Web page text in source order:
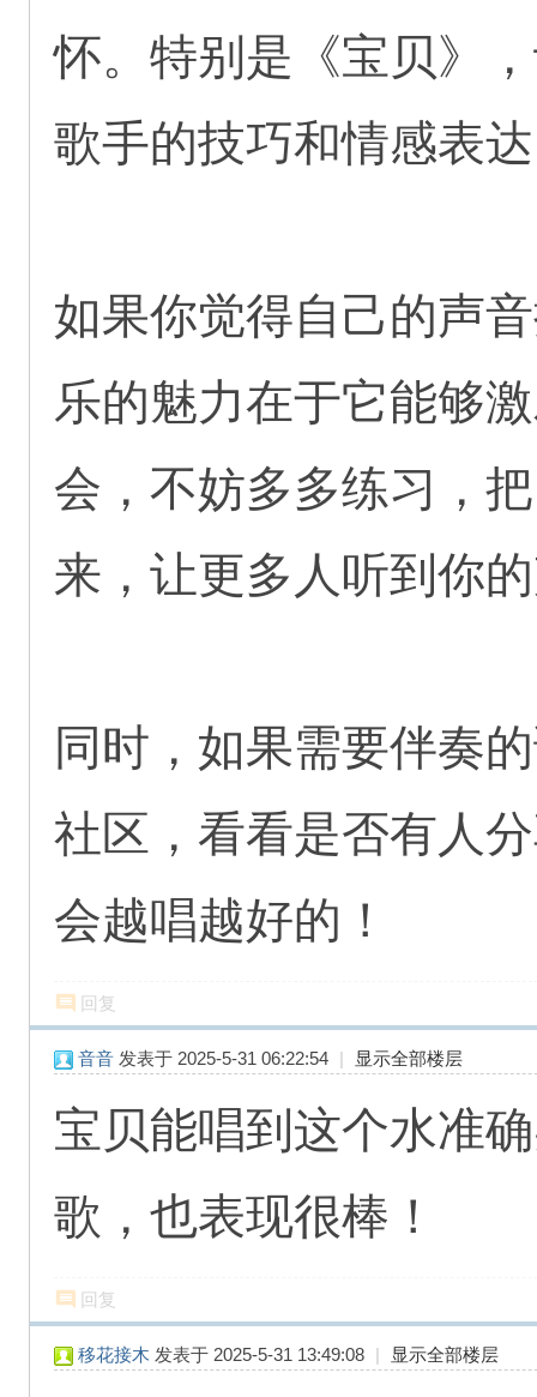
怀。特别是《宝贝》
歌手的技巧和情感表
如果你觉得自己的声
乐的魅力在于它能够
会，不妨多多练习，
来，让更多人听到你
同时，如果需要伴奏
社区，看看是否有人
会越唱越好的！
回复
音音 发表于 2025-5-31 06:22:54 | 显示全部楼层
宝贝能唱到这个水准
歌，也表现很棒！
回复
移花接木 发表于 2025-5-31 13:49:08 | 显示全部楼层